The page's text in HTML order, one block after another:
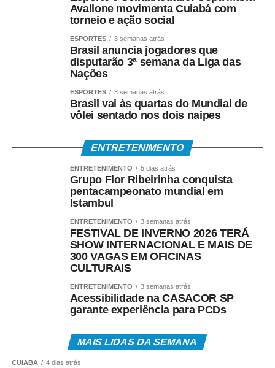
Avallone movimenta Cuiabá com
torneio e ação social
ESPORTES 3 semanas atrás
Brasil anuncia jogadores que
disputarão 3ª semana da Liga das
Nações
ESPORTES 3 semanas atrás
Brasil vai às quartas do Mundial de
vôlei sentado nos dois naipes
ENTRETENIMENTO
ENTRETENIMENTO 5 dias atrás
Grupo Flor Ribeirinha conquista
pentacampeonato mundial em
Istambul
ENTRETENIMENTO 3 semanas atrás
FESTIVAL DE INVERNO 2026 TERÁ
SHOW INTERNACIONAL E MAIS DE
300 VAGAS EM OFICINAS
CULTURAIS
ENTRETENIMENTO 3 semanas atrás
Acessibilidade na CASACOR SP
garante experiência para PCDs
MAIS LIDAS DA SEMANA
CUIABÁ 4 dias atrás